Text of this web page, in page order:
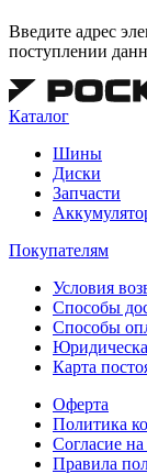
Введите адрес
поступлении
Каталог
Шины
Диски
Запчасти
Покупателям
Условия
Способы
Способы
Карта
Оферта
Политика
Согласие
Правила